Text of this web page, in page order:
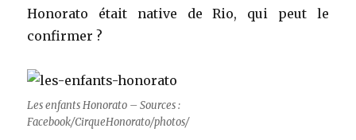
Honorato était native de Rio, qui peut le
confirmer ?
Les enfants Honorato – Sources :
Facebook/CirqueHonorato/photos/